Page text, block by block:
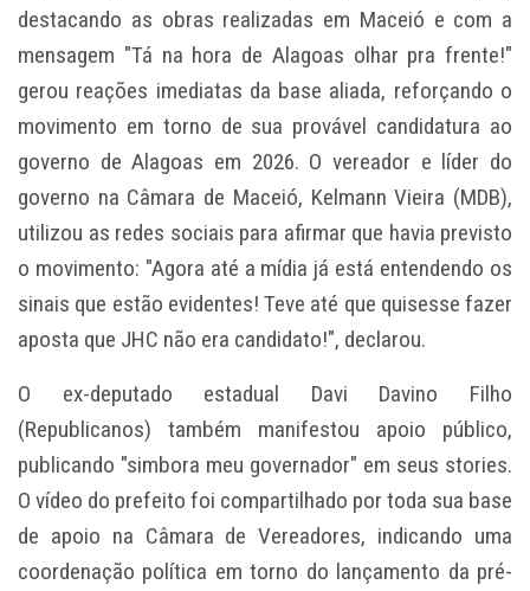
destacando as obras realizadas em Maceió e com a
mensagem "Tá na hora de Alagoas olhar pra frente!"
gerou reações imediatas da base aliada, reforçando o
movimento em torno de sua provável candidatura ao
governo de Alagoas em 2026. O vereador e líder do
governo na Câmara de Maceió, Kelmann Vieira (MDB),
utilizou as redes sociais para afirmar que havia previsto
o movimento: "Agora até a mídia já está entendendo os
sinais que estão evidentes! Teve até que quisesse fazer
aposta que JHC não era candidato!", declarou.
O ex-deputado estadual Davi Davino Filho
(Republicanos) também manifestou apoio público,
publicando "simbora meu governador" em seus stories.
O vídeo do prefeito foi compartilhado por toda sua base
de apoio na Câmara de Vereadores, indicando uma
coordenação política em torno do lançamento da pré-